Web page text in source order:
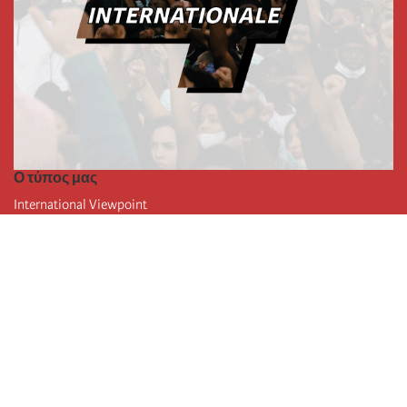
Ο τύπος μας
International Viewpoint